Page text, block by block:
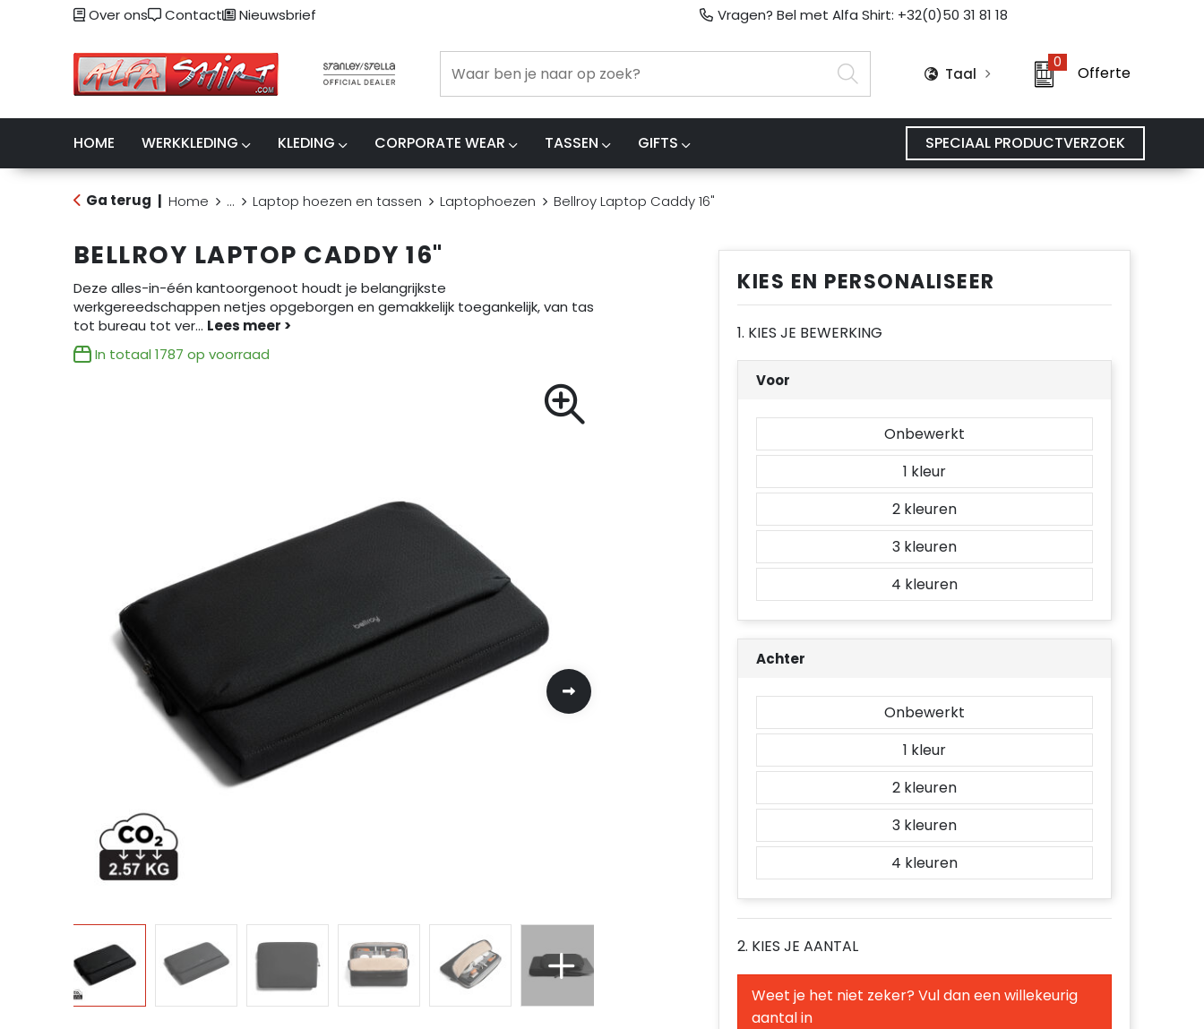
Over ons Contact Nieuwsbrief Vragen? Bel met Alfa Shirt: +32(0)50 31 81 18
Taal
0
Offerte
HOME WERKKLEDING KLEDING CORPORATE WEAR TASSEN GIFTS SPECIAAL PRODUCTVERZOEK
Ga terug Home ... Laptop hoezen en tassen Laptophoezen Bellroy Laptop Caddy 16"
BELLROY LAPTOP CADDY 16"
Deze alles-in-één kantoorgenoot houdt je belangrijkste
werkgereedschappen netjes opgeborgen en gemakkelijk toegankelijk, van tas
tot bureau tot ver...
In totaal 1787 op voorraad
KIES EN PERSONALISEER
1. KIES JE BEWERKING
Voor
Onbewerkt
1
2
3
4
Achter
Onbewerkt
1
2
3
4
2. KIES JE AANTAL
Weet je het niet zeker? Vul dan een willekeurig
aantal in